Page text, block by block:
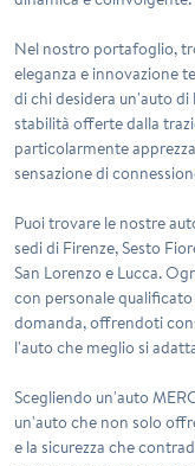
Nel nostro portafoglio,
eleganza e innovazione
di chi desidera un'auto
stabilità offerte dalla
particolarmente
sensazione di
Puoi trovare le nostre
sedi di Firenze, Sesto
San Lorenzo e Lucca.
con personale
domanda, offrendoti
l'auto che meglio si
Scegliendo un'auto
un'auto che non solo
e la sicurezza che